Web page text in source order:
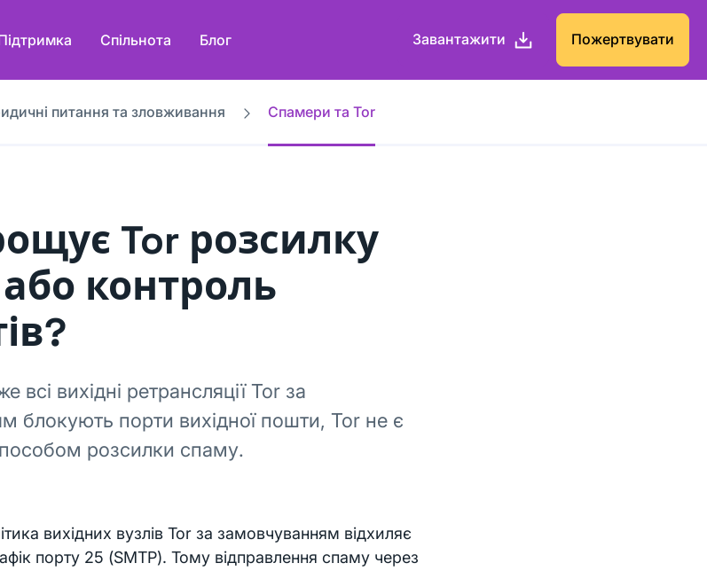
Спільнота Блог Завантажити Пожертвувати
питання та зловживання Спамери та Tor
Tor розсилку
контроль
всі вихідні ретрансляції Tor за
блокують порти вихідної пошти, Tor не є
розсилки спаму.
вихідних вузлів Tor за замовчуванням відхиляє
порту 25 (SMTP). Тому відправлення спаму через